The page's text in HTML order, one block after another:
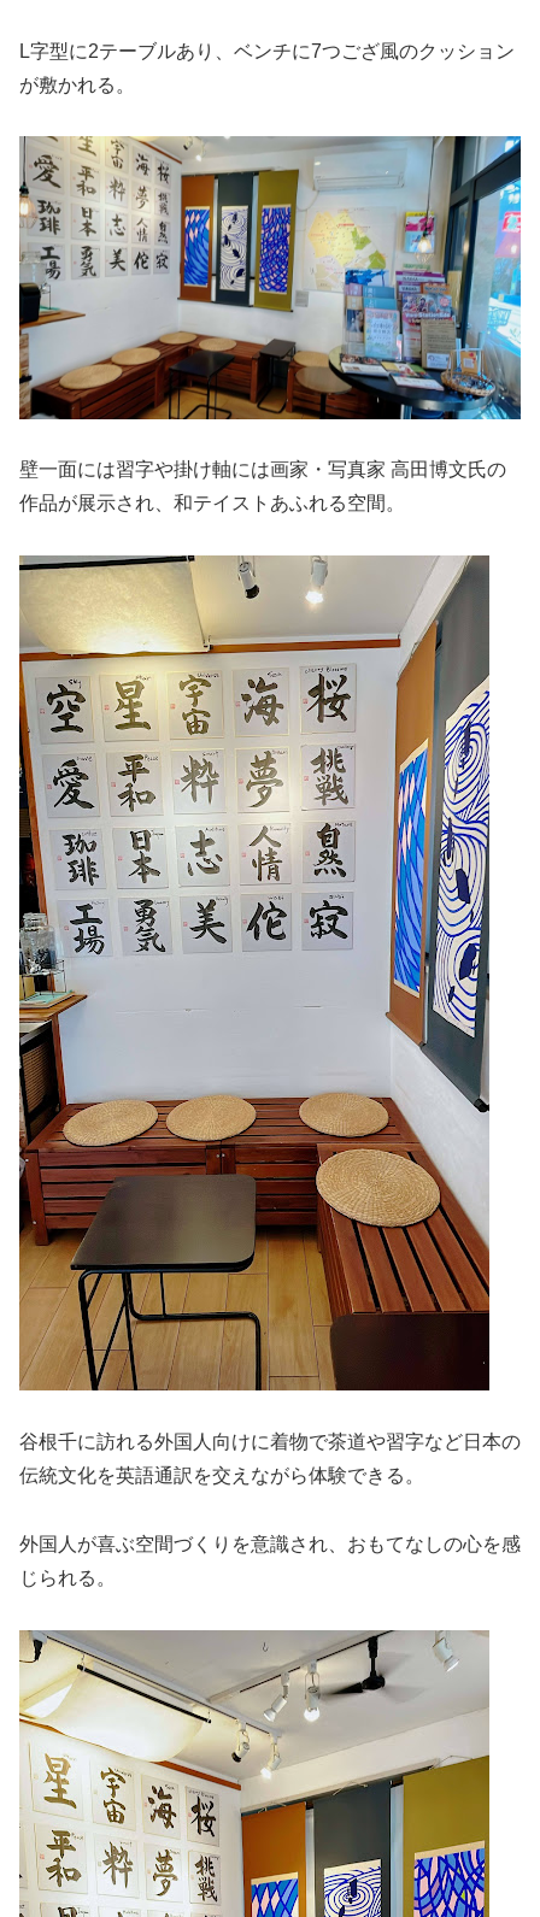
L字型に2テーブルあり、ベンチに7つござ風のクッション
が敷かれる。
壁一面には習字や掛け軸には画家・写真家 高田博文氏の
作品が展示され、和テイストあふれる空間。
谷根千に訪れる外国人向けに着物で茶道や習字など日本の
伝統文化を英語通訳を交えながら体験できる。
外国人が喜ぶ空間づくりを意識され、おもてなしの心を感
じられる。